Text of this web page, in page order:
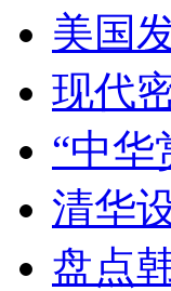
美国
现代
“中华
清华
盘点